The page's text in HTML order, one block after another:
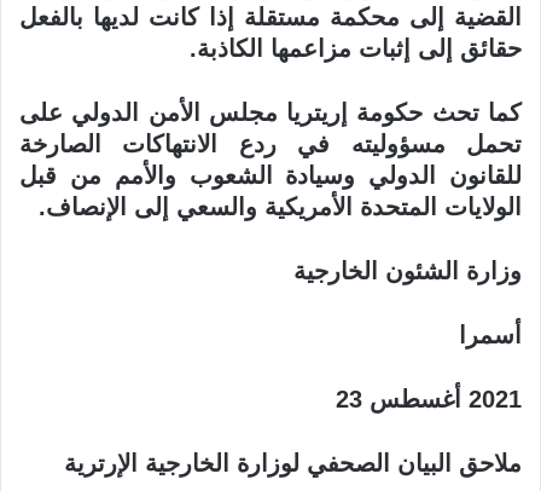
القضية إلى محكمة مستقلة إذا كانت لديها بالفعل
حقائق إلى إثبات مزاعمها الكاذبة.
كما تحث حكومة إريتريا مجلس الأمن الدولي على
تحمل مسؤوليته في ردع الانتهاكات الصارخة
للقانون الدولي وسيادة الشعوب والأمم من قبل
الولايات المتحدة الأمريكية والسعي إلى الإنصاف.
وزارة الشئون الخارجية
أسمرا
2021 أغسطس 23
ملاحق البيان الصحفي لوزارة الخارجية الإرترية